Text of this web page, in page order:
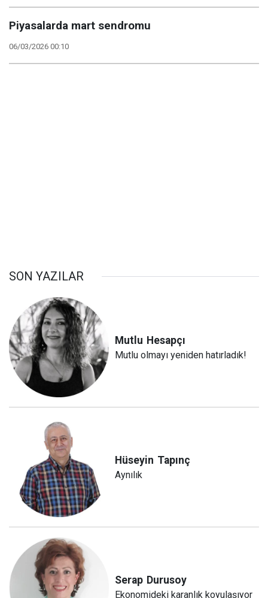
Piyasalarda mart sendromu
06/03/2026 00:10
SON YAZILAR
Mutlu Hesapçı
Mutlu olmayı yeniden hatırladık!
Hüseyin Tapınç
Aynılık
Serap Durusoy
Ekonomideki karanlık koyulaşıyor